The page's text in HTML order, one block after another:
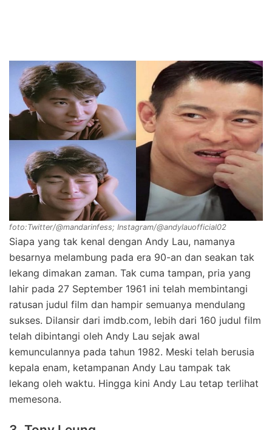
foto:Twitter/@mandarinfess; Instagram/@andylauofficial02
Siapa yang tak kenal dengan Andy Lau, namanya
besarnya melambung pada era 90-an dan seakan tak
lekang dimakan zaman. Tak cuma tampan, pria yang
lahir pada 27 September 1961 ini telah membintangi
ratusan judul film dan hampir semuanya mendulang
sukses. Dilansir dari imdb.com, lebih dari 160 judul film
telah dibintangi oleh Andy Lau sejak awal
kemunculannya pada tahun 1982. Meski telah berusia
kepala enam, ketampanan Andy Lau tampak tak
lekang oleh waktu. Hingga kini Andy Lau tetap terlihat
memesona.